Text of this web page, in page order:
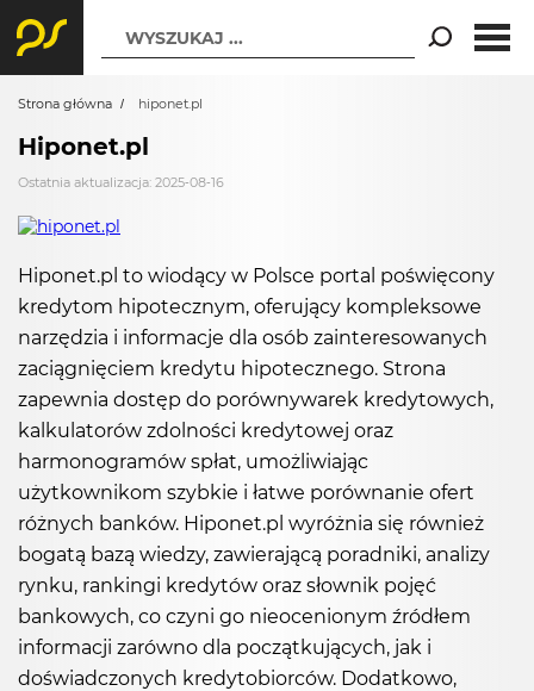
WYSZUKAJ ...
Strona główna hiponet.pl
Hiponet.pl
Ostatnia aktualizacja: 2025-08-16
Hiponet.pl to wiodący w Polsce portal poświęcony
kredytom hipotecznym, oferujący kompleksowe
narzędzia i informacje dla osób zainteresowanych
zaciągnięciem kredytu hipotecznego. Strona
zapewnia dostęp do porównywarek kredytowych,
kalkulatorów zdolności kredytowej oraz
harmonogramów spłat, umożliwiając
użytkownikom szybkie i łatwe porównanie ofert
różnych banków. Hiponet.pl wyróżnia się również
bogatą bazą wiedzy, zawierającą poradniki, analizy
rynku, rankingi kredytów oraz słownik pojęć
bankowych, co czyni go nieocenionym źródłem
informacji zarówno dla początkujących, jak i
doświadczonych kredytobiorców. Dodatkowo,